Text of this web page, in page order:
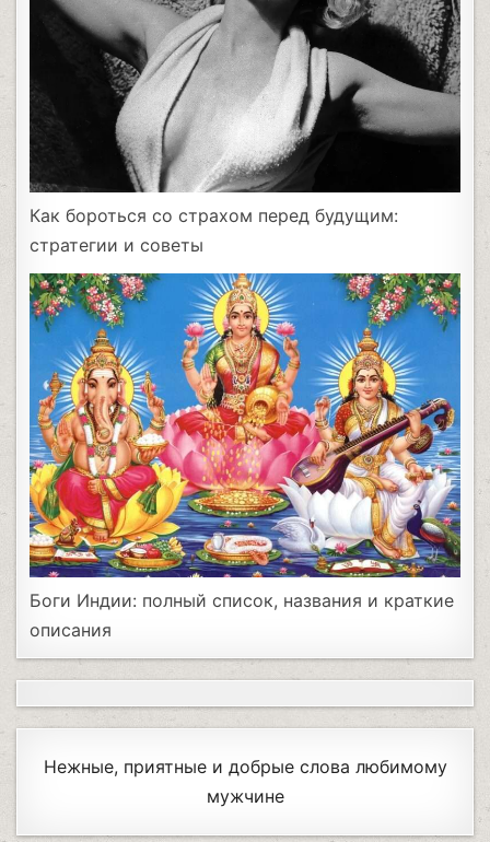
Как бороться со страхом перед будущим:
стратегии и советы
Боги Индии: полный список, названия и краткие
описания
Нежные, приятные и добрые слова любимому
мужчине